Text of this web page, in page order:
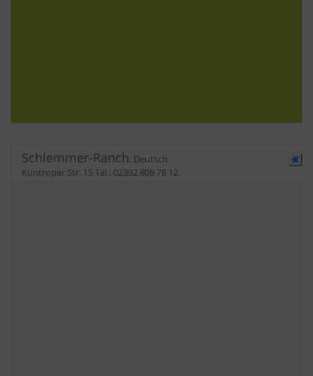
Schlemmer-Ranch, Deutsch
Küntroper Str. 15Tel.: 02392 808 78 12